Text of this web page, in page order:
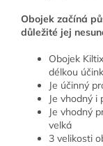
Obojek začíná
důležité jej
Obojek
délkou
Je účinný
Je vhodný i
Je vhodný
velká
3 velikosti